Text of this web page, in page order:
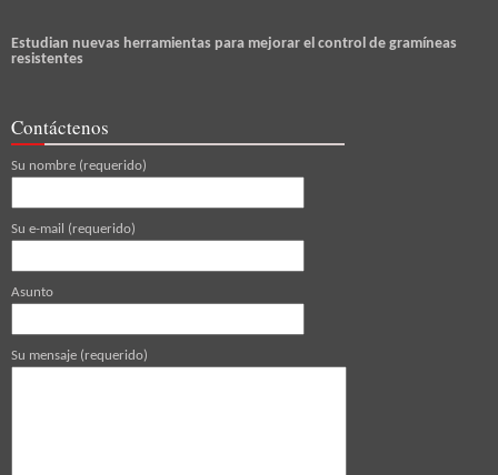
Estudian nuevas herramientas para mejorar el control de gramíneas
resistentes
Contáctenos
Su nombre (requerido)
Su e-mail (requerido)
Asunto
Su mensaje (requerido)